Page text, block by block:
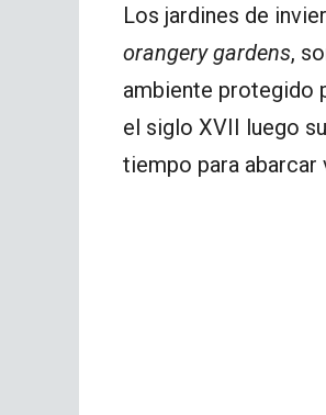
Los jardines de
orangery gardens,
ambiente protegido
el siglo XVII luego
tiempo para